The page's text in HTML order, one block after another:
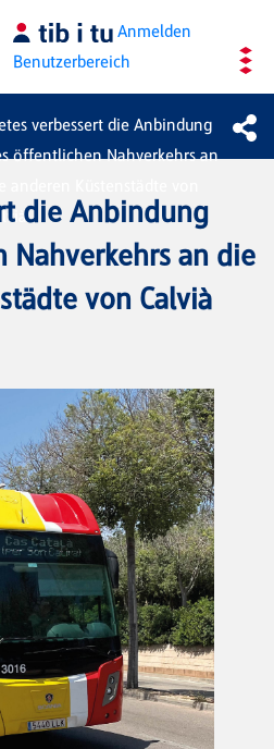
Anmelden
Benutzerbereich
verbessert die Anbindung
öffentlichen Nahverkehrs an
die Anbindung
an die
von Calvià